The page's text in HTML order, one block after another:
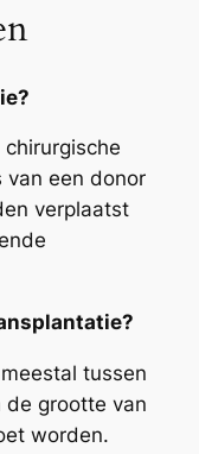
van een donor
verplaatst
tussen
de grootte van
worden.